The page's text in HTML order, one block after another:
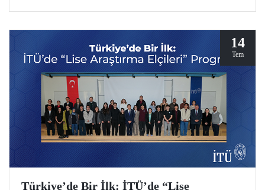
20 Temmuz – 13 Ağustos tarihleri arasında ziyaret ederek
14
Tem
Türkiye’de Bir İlk: İTÜ’de “Lise